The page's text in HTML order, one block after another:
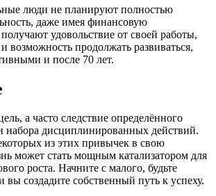
люди не планируют полностью
даже имея финансовую
удовольствие от своей работы,
возможность продолжать развиваться,
и после 70 лет.
а часто следствие определённого
набора дисциплинированных действий.
из этих привычек в свою
может стать мощным катализатором для
роста. Начните с малого, будьте
вы создадите собственный путь к успеху.